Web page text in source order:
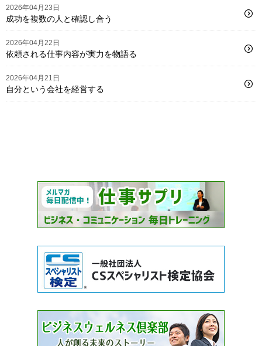
2026年04月23日
成功を複数の人と確認し合う
2026年04月22日
依頼される仕事内容が実力を物語る
2026年04月21日
自分という会社を経営する